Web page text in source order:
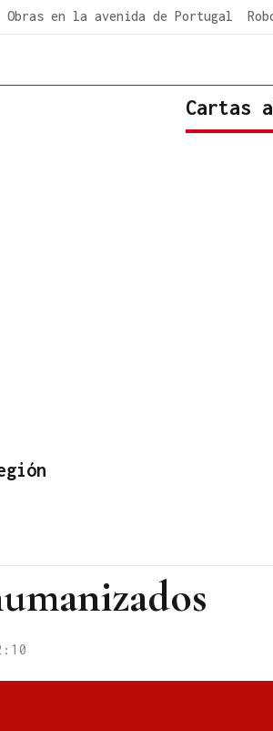
Obras en la avenida de Portugal
Cartas